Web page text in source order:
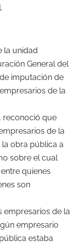
la unidad
General del
imputación de
de la
reconoció que
de la
obra pública a
sobre el cual
quienes
son
empresarios de la
empresario
estaba